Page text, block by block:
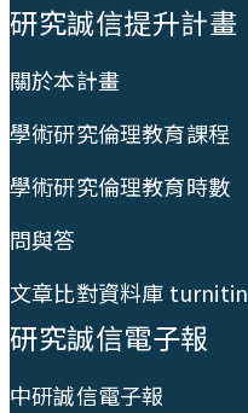
研究誠信提升計畫
關於本計畫
學術研究倫理教育課程
學術研究倫理教育時數
問與答
文章比對資料庫 turnitin
研究誠信電子報
中研誠信電子報